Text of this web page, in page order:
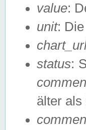
value:
unit:
status:
älter als